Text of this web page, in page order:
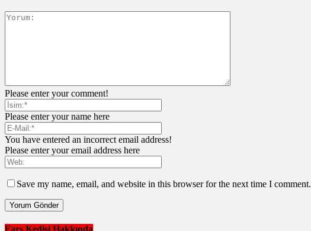
Please enter your comment!
Please enter your name here
You have entered an incorrect email address!
Please enter your email address here
Save my name, email, and website in this browser for the next time I comment.
Fars Kedisi Hakkında